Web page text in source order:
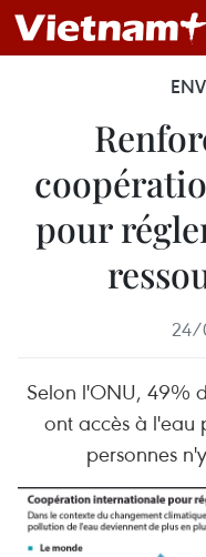
pour
24/
Selon l'ONU, 49%
ont accès à l'eau
personnes